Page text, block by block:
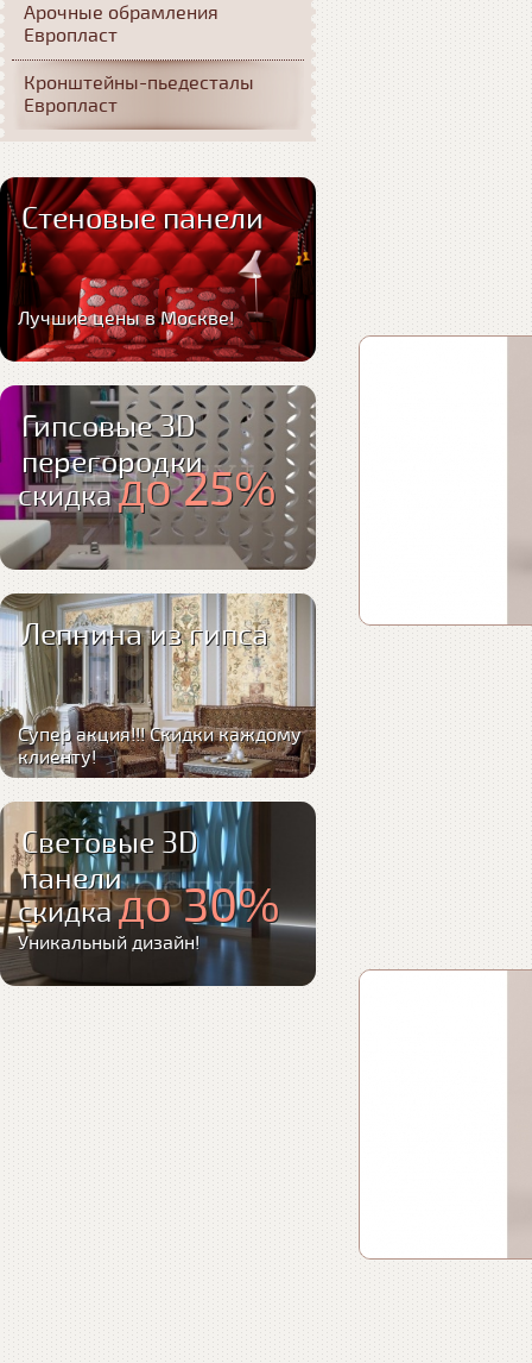
Арочные обрамления
Европласт
Кронштейны-пьедесталы
Европласт
Стеновые панели
Лучшие цены в Москве!
Гипсовые 3D
перегородки
скидкадо 25%
Лепнина из гипса
Супер акция!!! Скидки каждому
клиенту!
Световые 3D
панели
скидкадо 30%
Уникальный дизайн!